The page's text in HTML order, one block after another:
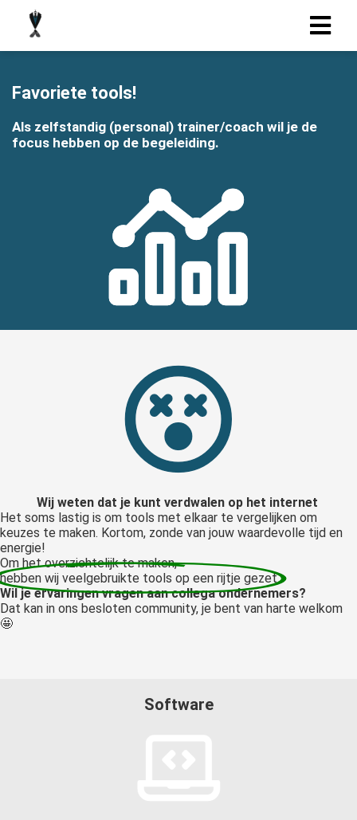
Favoriete tools!
Als zelfstandig (personal) trainer/coach wil je de
focus hebben op de begeleiding.
Wij weten dat je kunt verdwalen op het internet
Het soms lastig is om tools met elkaar te vergelijken om
keuzes te maken. Kortom, zonde van jouw waardevolle tijd en
energie!
Om het overzichtelijk te maken,
hebben wij veelgebruikte tools op een rijtje gezet.
Wil je ervaringen vragen aan collega ondernemers?
Dat kan in ons besloten community, je bent van harte welkom
🤩
Software